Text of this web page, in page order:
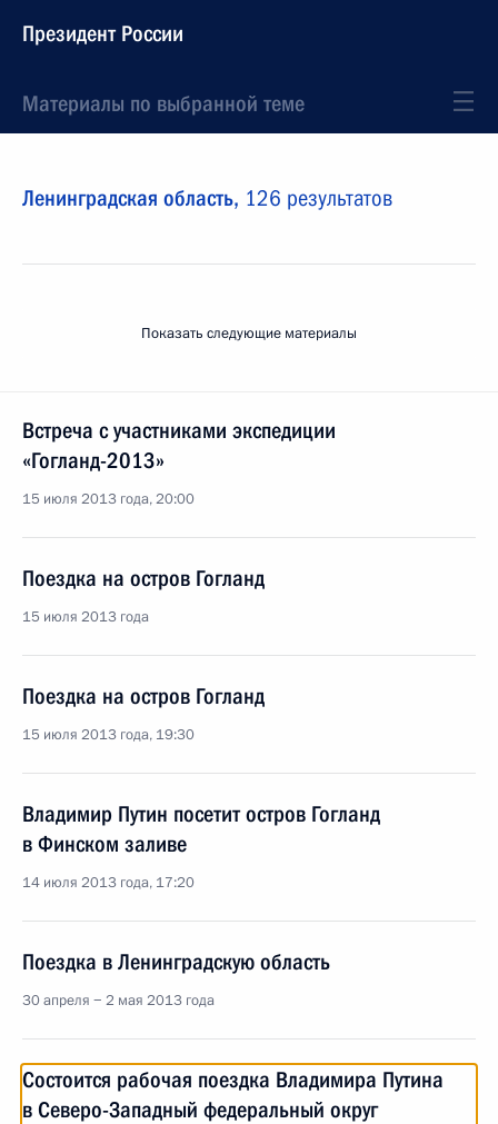
Президент России
Материалы по выбранной теме
Ленинградская область, 126 результатов
Показать следующие материалы
Встреча с участниками экспедиции
«Гогланд-2013»
15 июля 2013 года, 20:00
Поездка на остров Гогланд
15 июля 2013 года
Поездка на остров Гогланд
15 июля 2013 года, 19:30
Владимир Путин посетит остров Гогланд
в Финском заливе
14 июля 2013 года, 17:20
Поездка в Ленинградскую область
30 апреля − 2 мая 2013 года
Состоится рабочая поездка Владимира Путина
в Северо-Западный федеральный округ